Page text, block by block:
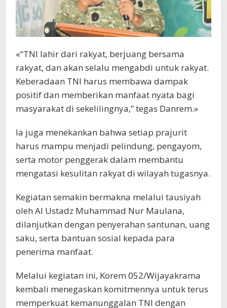
«“TNI lahir dari rakyat, berjuang bersama
rakyat, dan akan selalu mengabdi untuk rakyat.
Keberadaan TNI harus membawa dampak
positif dan memberikan manfaat nyata bagi
masyarakat di sekelilingnya,” tegas Danrem.»
Ia juga menekankan bahwa setiap prajurit
harus mampu menjadi pelindung, pengayom,
serta motor penggerak dalam membantu
mengatasi kesulitan rakyat di wilayah tugasnya.
Kegiatan semakin bermakna melalui tausiyah
oleh Al Ustadz Muhammad Nur Maulana,
dilanjutkan dengan penyerahan santunan, uang
saku, serta bantuan sosial kepada para
penerima manfaat.
Melalui kegiatan ini, Korem 052/Wijayakrama
kembali menegaskan komitmennya untuk terus
memperkuat kemanunggalan TNI dengan